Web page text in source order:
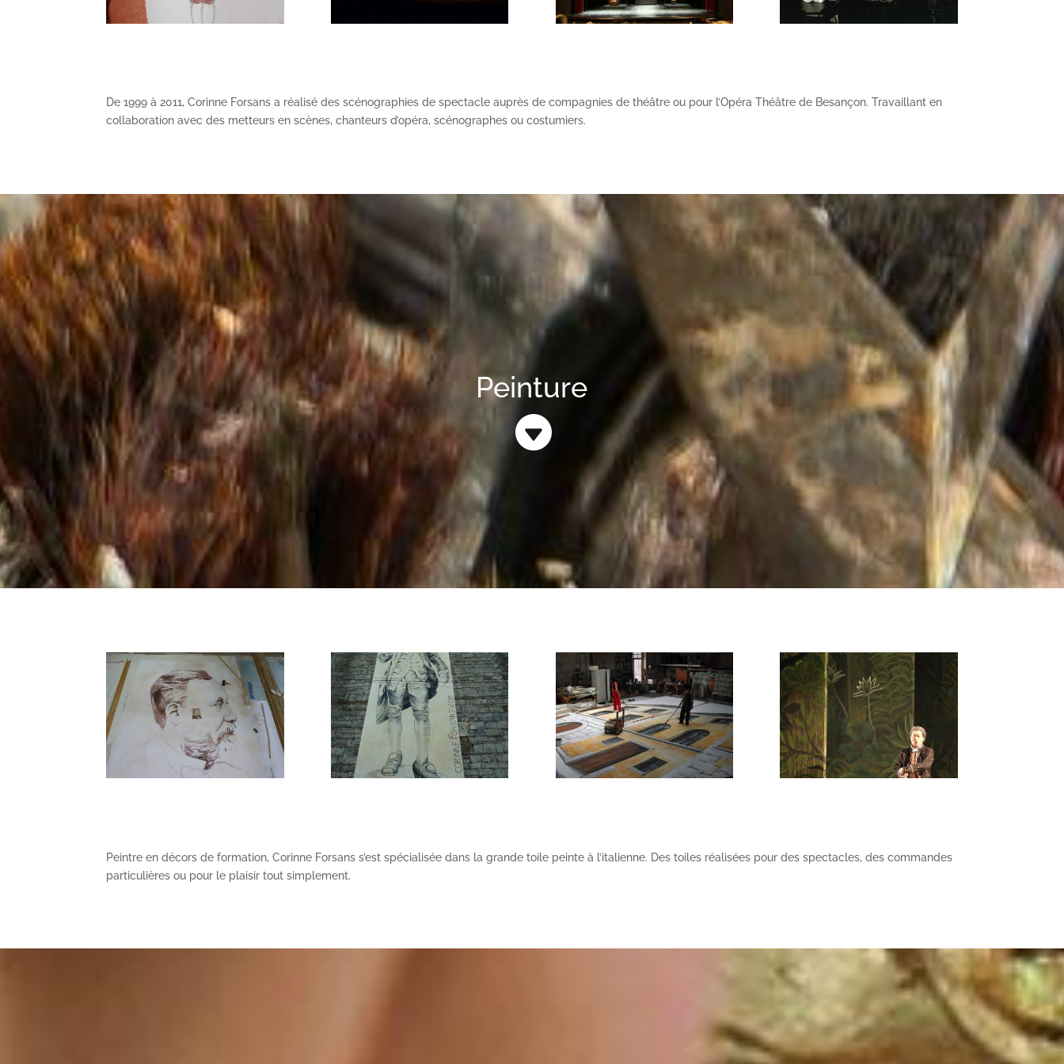
De 1999 à 2011, Corinne Forsans a réalisé des scénographies de spectacle auprès de compagnies de théâtre ou pour l’Opéra Théâtre de Besançon. Travaillant en
collaboration avec des metteurs en scènes, chanteurs d’opéra, scénographes ou costumiers.
Peinture

Peintre en décors de formation, Corinne Forsans s’est spécialisée dans la grande toile peinte à l’italienne. Des toiles réalisées pour des spectacles, des commandes
particulières ou pour le plaisir tout simplement.